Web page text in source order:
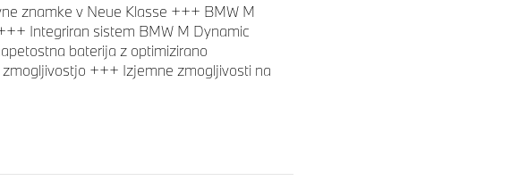
znamke v Neue Klasse +++ BMW M
Integriran sistem BMW M Dynamic
baterija z optimizirano
+++ Izjemne zmogljivosti na